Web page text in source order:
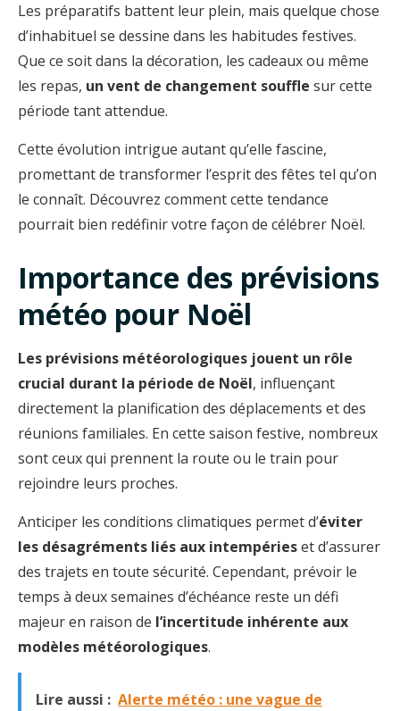
Les préparatifs battent leur plein, mais quelque chose
d’inhabituel se dessine dans les habitudes festives.
Que ce soit dans la décoration, les cadeaux ou même
les repas, un vent de changement souffle sur cette
période tant attendue.
Cette évolution intrigue autant qu’elle fascine,
promettant de transformer l’esprit des fêtes tel qu’on
le connaît. Découvrez comment cette tendance
pourrait bien redéfinir votre façon de célébrer Noël.
Importance des prévisions
météo pour Noël
Les prévisions météorologiques jouent un rôle
crucial durant la période de Noël, influençant
directement la planification des déplacements et des
réunions familiales. En cette saison festive, nombreux
sont ceux qui prennent la route ou le train pour
rejoindre leurs proches.
Anticiper les conditions climatiques permet d’éviter
les désagréments liés aux intempérieset d’assurer
des trajets en toute sécurité. Cependant, prévoir le
temps à deux semaines d’échéance reste un défi
majeur en raison de l’incertitude inhérente aux
modèles météorologiques.
Lire aussi : Alerte météo : une vague de